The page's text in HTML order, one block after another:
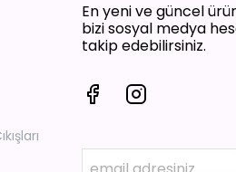
En yeni ve güncel
bizi sosyal medya
takip edebilirsiniz.